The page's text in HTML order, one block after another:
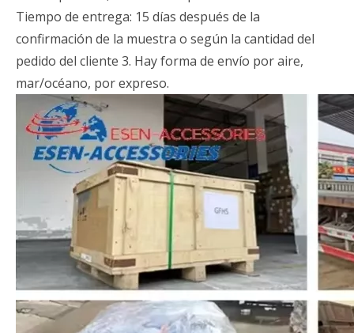
Tiempo de entrega: 15 días después de la
confirmación de la muestra o según la cantidad del
pedido del cliente 3. Hay forma de envío por aire,
mar/océano, por expreso.